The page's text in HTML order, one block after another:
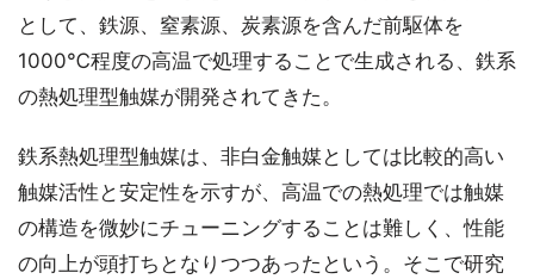
として、鉄源、窒素源、炭素源を含んだ前駆体を
1000℃程度の高温で処理することで生成される、鉄系
の熱処理型触媒が開発されてきた。
鉄系熱処理型触媒は、非白金触媒としては比較的高い
触媒活性と安定性を示すが、高温での熱処理では触媒
の構造を微妙にチューニングすることは難しく、性能
の向上が頭打ちとなりつつあったという。そこで研究